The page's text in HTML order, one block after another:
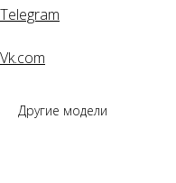
Telegram
Vk.com
Другие модели